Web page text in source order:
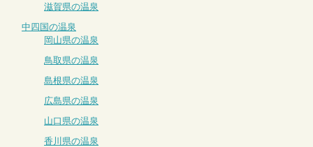
滋賀県の温泉
中四国の温泉
岡山県の温泉
鳥取県の温泉
島根県の温泉
広島県の温泉
山口県の温泉
香川県の温泉